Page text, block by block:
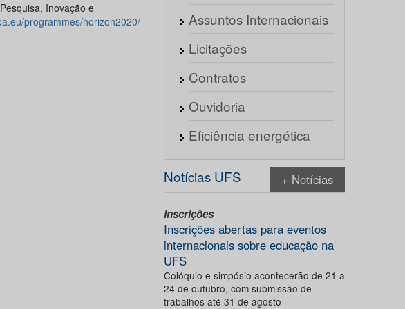
Inovação e
programmes/horizon2020/
Assuntos Internacionais
Licitações
Contratos
Ouvidoria
Eficiência energética
Notícias UFS + Notícias
Inscrições
Inscrições abertas para eventos
internacionais sobre educação na
UFS
Colóquio e simpósio acontecerão de 21 a
24 de outubro, com submissão de
trabalhos até 31 de agosto